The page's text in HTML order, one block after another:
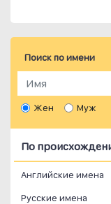
Поиск по имени
Жен Муж
По
Английские имена
Русские имена